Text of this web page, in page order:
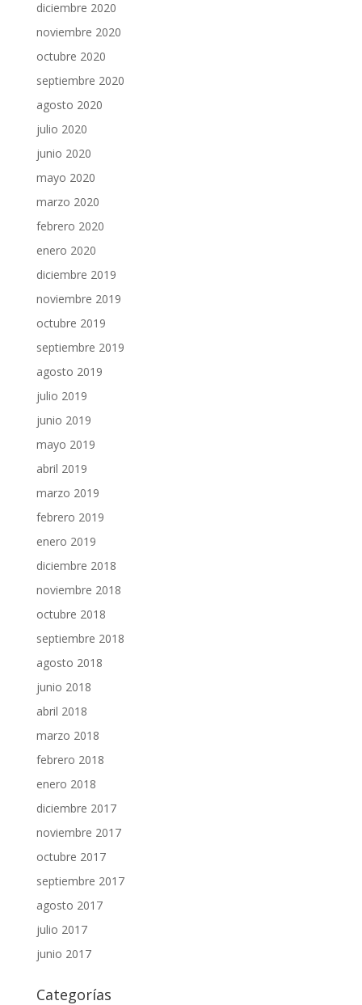
diciembre 2020
noviembre 2020
octubre 2020
septiembre 2020
agosto 2020
julio 2020
junio 2020
mayo 2020
marzo 2020
febrero 2020
enero 2020
diciembre 2019
noviembre 2019
octubre 2019
septiembre 2019
agosto 2019
julio 2019
junio 2019
mayo 2019
abril 2019
marzo 2019
febrero 2019
enero 2019
diciembre 2018
noviembre 2018
octubre 2018
septiembre 2018
agosto 2018
junio 2018
abril 2018
marzo 2018
febrero 2018
enero 2018
diciembre 2017
noviembre 2017
octubre 2017
septiembre 2017
agosto 2017
julio 2017
junio 2017
Categorías